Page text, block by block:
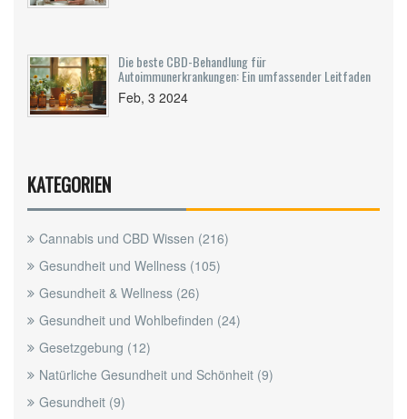
Die beste CBD-Behandlung für
Autoimmunerkrankungen: Ein umfassender Leitfaden
Feb, 3 2024
KATEGORIEN
Cannabis und CBD Wissen (216)
Gesundheit und Wellness (105)
Gesundheit & Wellness (26)
Gesundheit und Wohlbefinden (24)
Gesetzgebung (12)
Natürliche Gesundheit und Schönheit (9)
Gesundheit (9)